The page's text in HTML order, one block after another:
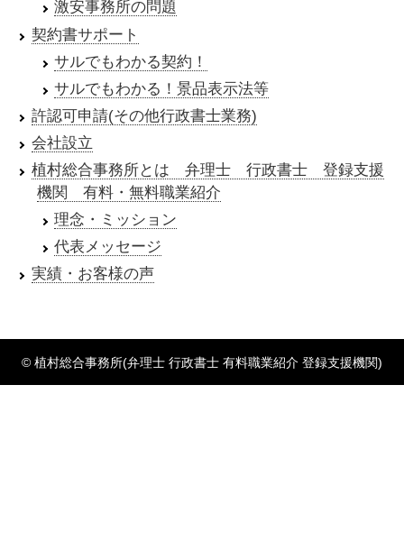
激安事務所の問題
契約書サポート
サルでもわかる契約！
サルでもわかる！景品表示法等
許認可申請(その他行政書士業務)
会社設立
植村総合事務所とは 弁理士 行政書士 登録支援
機関 有料・無料職業紹介
理念・ミッション
代表メッセージ
実績・お客様の声
© 植村総合事務所(弁理士 行政書士 有料職業紹介 登録支援機関)